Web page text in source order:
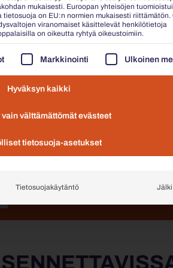
MÄÄRITÄ POHJA
Luistinjalat, suorat
Valitse yli 200 ilmaisesta
DESIGN-KANNET
Valittavissa yhdeltä,
pelkästään
Mitä lisävarusteita haluatte?
roskakorien ja tuhkakuppien
mukaisesti. Euroopan yhteisöjen
on EU:n normien mukaisesti riittämätön.
viranomaiset käsittelevät henkilötietoja
on oikeutta ryhtyä oikeustoimiin.
PALVELURYHMISTÄ,
Markkinointi Ulkoinen
Hyväksyn kaikki
vain välttämättömät evästeet
tietosuoja-asetukset
Tietosuojakäytäntö Jälki